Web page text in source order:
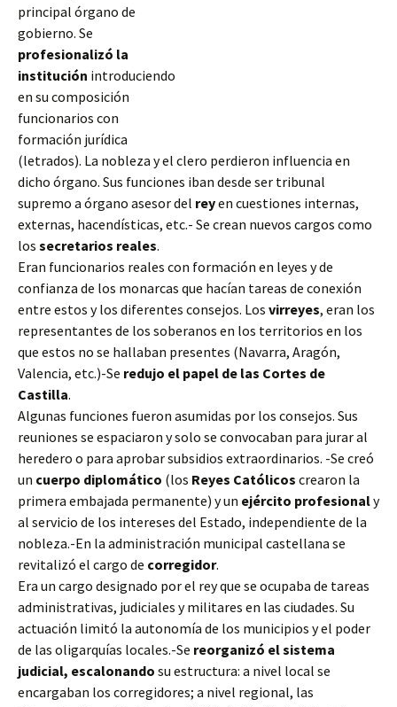
principal órgano de
gobierno. Se
profesionalizó la
institución introduciendo
en su composición
funcionarios con
formación jurídica
(letrados). La nobleza y el clero perdieron influencia en
dicho órgano. Sus funciones iban desde ser tribunal
supremo a órgano asesor del reyen cuestiones internas,
externas, hacendísticas, etc.- Se crean nuevos cargos como
los secretarios reales.
Eran funcionarios reales con formación en leyes y de
confianza de los monarcas que hacían tareas de conexión
entre estos y los diferentes consejos. Los virreyes, eran los
representantes de los soberanos en los territorios en los
que estos no se hallaban presentes (Navarra, Aragón,
Valencia, etc.)-Se redujo el papel de las Cortes de
Castilla.
Algunas funciones fueron asumidas por los consejos. Sus
reuniones se espaciaron y solo se convocaban para jurar al
heredero o para aprobar subsidios extraordinarios. -Se creó
un cuerpo diplomático (los Reyes Católicos crearon la
primera embajada permanente) y un ejército profesionaly
al servicio de los intereses del Estado, independiente de la
nobleza.-En la administración municipal castellana se
revitalizó el cargo de corregidor.
Era un cargo designado por el rey que se ocupaba de tareas
administrativas, judiciales y militares en las ciudades. Su
actuación limitó la autonomía de los municipios y el poder
de las oligarquías locales.-Se reorganizó el sistema
judicial, escalonando su estructura: a nivel local se
encargaban los corregidores; a nivel regional, las